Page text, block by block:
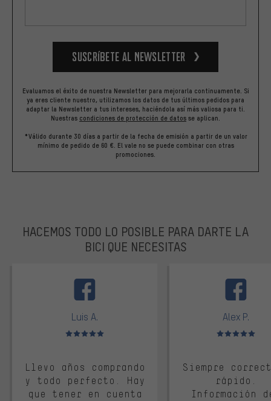
Suscríbete al newsletter
Evaluamos el éxito de nuestra Newsletter para mejorarla continuamente. Si
ya eres cliente nuestro, utilizamos los datos de tus últimos pedidos para
adaptar la Newsletter a tus intereses, haciéndola así más valiosa para ti.
Nuestras condiciones de protección de datos se aplican.
*Válido durante 30 días a partir de la fecha de emisión a partir de un valor
mínimo de pedido de 60 €. El vale no se puede combinar con otras
promociones.
HACEMOS TODO LO POSIBLE PARA DARTE LA
BICI QUE NECESITAS
Luis A.
Valoración media: 5 de 5
Llevo años comprando
y todo perfecto. Hay
que tener en cuenta
Alex P.
Valoración
Siempre
rápido.
Información